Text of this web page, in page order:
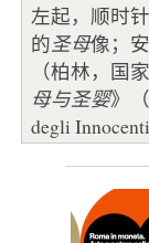
左起，顺时
的圣母像；
（柏林，国
母与圣婴》
degli Innocenti